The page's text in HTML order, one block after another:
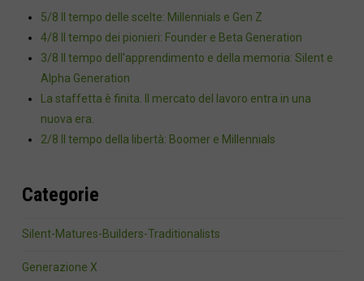
5/8 Il tempo delle scelte: Millennials e Gen Z
4/8 Il tempo dei pionieri: Founder e Beta Generation
3/8 Il tempo dell'apprendimento e della memoria: Silent e
Alpha Generation
La staffetta è finita. Il mercato del lavoro entra in una
nuova era.
2/8 Il tempo della libertà: Boomer e Millennials
Categorie
Silent-Matures-Builders-Traditionalists
Generazione X